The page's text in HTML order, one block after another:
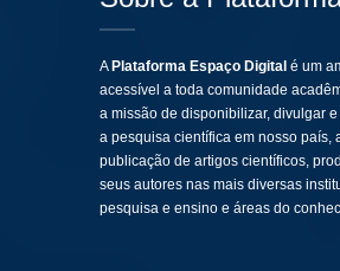
A Plataforma Espaço Digital é um
acessível a toda comunidade
a missão de disponibilizar, divulgar
a pesquisa científica em nosso país,
publicação de artigos científicos,
seus autores nas mais diversas
pesquisa e ensino e áreas do